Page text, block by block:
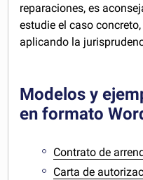
reparaciones, es
estudie el caso
aplicando la
Modelos y
en formato
Contrato de
Carta de